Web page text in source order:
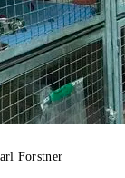
Forstner